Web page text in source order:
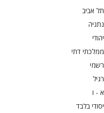
תל אביב
נתניה
יהודי
ממלכתי דתי
רשמי
רגיל
א - ו
יסודי בלבד